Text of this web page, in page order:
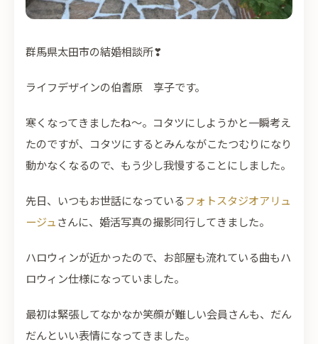
群馬県太田市の結婚相談所❣
ライフデザインの伯耆原 享子です。
寒くなってきましたね～。コタツにしようかと一瞬考え
たのですが、コタツにするとみんながこたつむりになり
動かなくなるので、もう少し我慢することにしました。
先日、いつもお世話になっているフォトスタジオアリュ
ージュさんに、婚活写真の撮影同行してきました。
ハロウィンが近かったので、お部屋も流れている曲もハ
ロウィン仕様になっていました。
最初は緊張してなかなか笑顔が難しい会員さんも、だん
だんといい表情になってきました。